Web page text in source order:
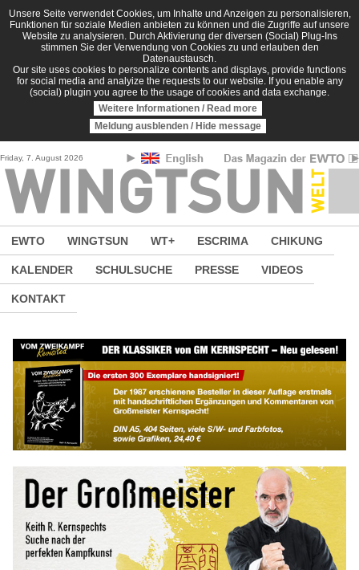
Direkt zum Inhalt
Unsere Seite verwendet Cookies, um Inhalte und Anzeigen zu personalisieren,
Funktionen für soziale Medien anbieten zu können und die Zugriffe auf unsere
Website zu analysieren. Durch Aktivierung der diversen (Social) Plug-Ins
stimmen Sie der Verwendung von Cookies zu und erlauben den
Datenaustausch.
Our site uses cookies to personalize contents and displays, provide functions
for social media and analyize the requests to our website. If you enable any
(social) plugin you agree to the usage of cookies and data exchange.
Weitere Informationen / Read more
Meldung ausblenden / Hide message
Friday, 7. August 2026
EWTO WINGTSUN WT+ ESCRIMA CHIKUNG
KALENDER SCHULSUCHE PRESSE VIDEOS
KONTAKT